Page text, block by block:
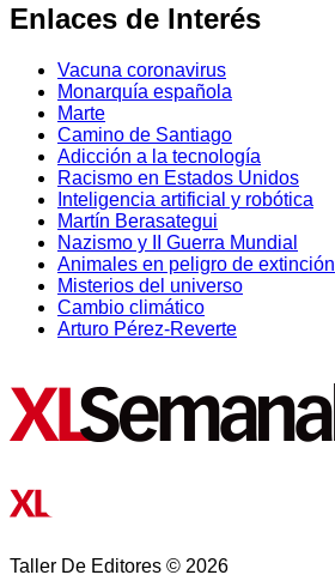
Enlaces de Interés
Vacuna coronavirus
Monarquía española
Marte
Camino de Santiago
Adicción a la tecnología
Racismo en Estados Unidos
Inteligencia artificial y robótica
Martín Berasategui
Nazismo y II Guerra Mundial
Animales en peligro de extinción
Misterios del universo
Cambio climático
Arturo Pérez-Reverte
Taller De Editores © 2026